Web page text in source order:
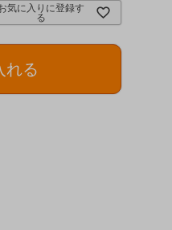
気に入りに登録す
る
れる